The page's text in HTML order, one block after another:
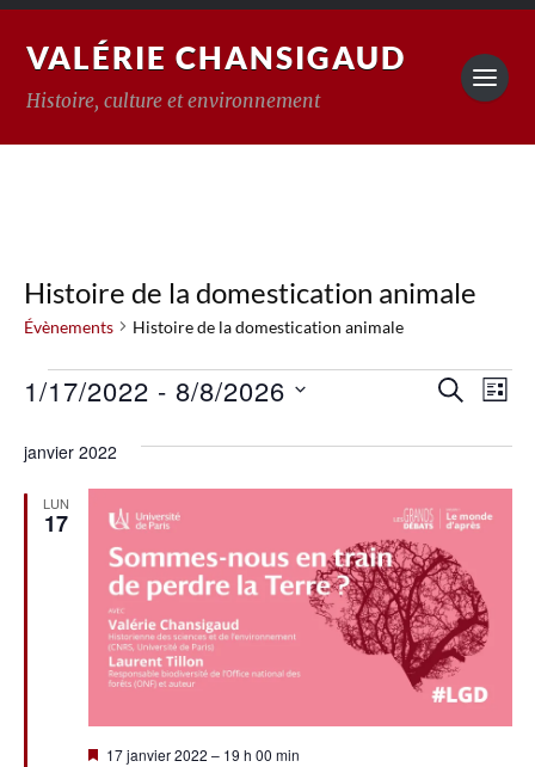
VALÉRIE CHANSIGAUD
Histoire, culture et environnement
Histoire de la domestication animale
Évènements Histoire de la domestication animale
de
vues
LISTE
1/17/2022 - 8/8/2026
date.
janvier 2022
LUN
17
Mis
17 janvier 2022 – 19 h 00 min